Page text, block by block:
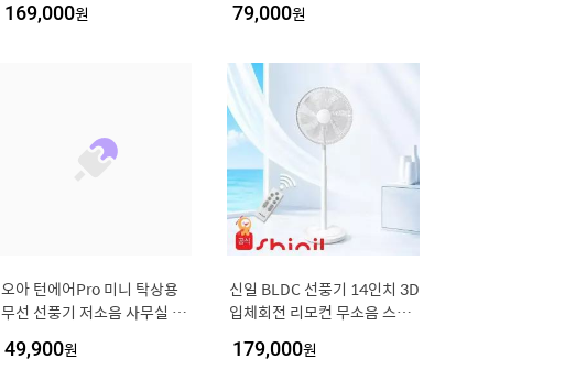
169,000원
지원
79,000원
오아 턴에어Pro 미니 탁상용
무선 선풍기 저소음 사무실 책
좌우회전 BLDC 서큘레이터
49,900원
신일 BLDC 선풍기 14인치 3D
입체회전 리모컨 무소음 스탠
179,000원